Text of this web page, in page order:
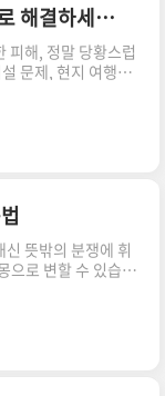
러운 피해… 정말
올려야 할 곳, 바로
해 해외여행 관련 피
등 다양한 정보를
처럼, 나에게 딱 맞
해외여행 피해? 소비자피해구제기구로 해결하세요! (2025년 업데이트)
피해, 정말 당황스럽
문제, 현지 여행사
을 망치는 다양한
피해구
을 지켜내세요!
내는 해외여행 피
수 있을까요? 생각
해 유형들을 알아보
관련 피해항공편 결
장 흔한 골칫거리
인 스케줄 변경으
어 ..
뜻밖의 분쟁에 휘
으로 변할 수 있습니
제, 현지 여행사의
에서 여러분의 권
, 지금 바로 확인하
단계별 가이드라인